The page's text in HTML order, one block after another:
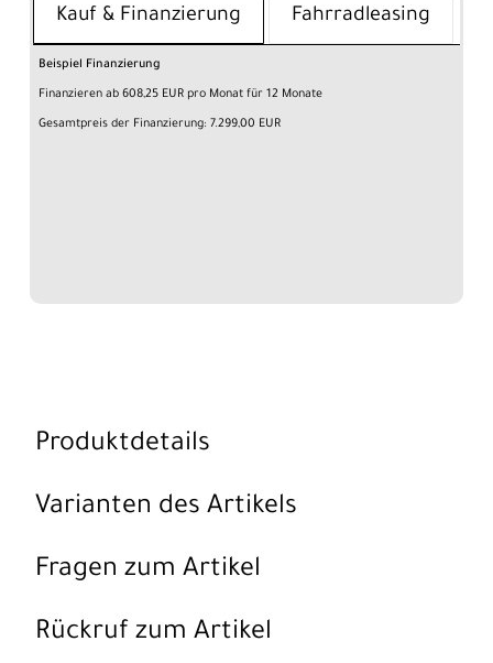
Kauf & Finanzierung Fahrradleasing
Beispiel Finanzierung
Finanzieren ab 608,25 EUR pro Monat für 12 Monate
Gesamtpreis der Finanzierung: 7.299,00 EUR
Produktdetails
Varianten des Artikels
Fragen zum Artikel
Rückruf zum Artikel